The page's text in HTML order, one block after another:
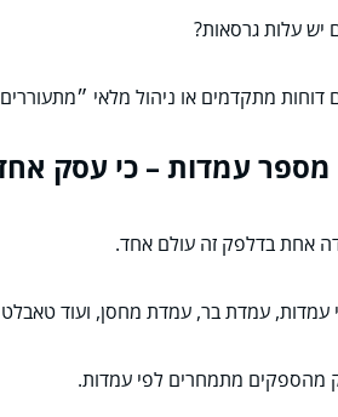
יש עלות גרסאות?
דוחות מתקדמים או ניהול מלאי
אחת בדלפק זה עולם אחד.
עמדות, עמדת בר, עמדת מחסן, ועוד
מהספקים מתמחרים לפי עמדות.